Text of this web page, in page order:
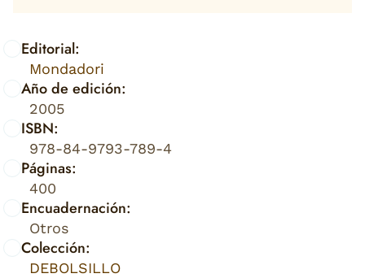
Editorial:
Mondadori
Año de edición:
2005
ISBN:
978-84-9793-789-4
Páginas:
400
Encuadernación:
Otros
Colección:
DEBOLSILLO